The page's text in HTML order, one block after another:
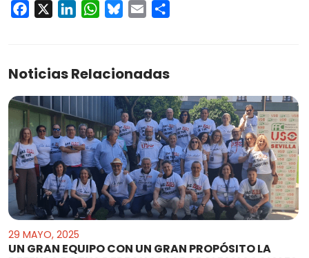
Facebook LinkedInWhatsApp
Bluesky
Email
Noticias Relacionadas
29 MAYO, 2025
UN GRAN EQUIPO CON UN GRAN PROPÓSITO LA